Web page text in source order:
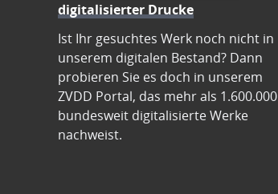
digitalisierter Drucke
Ist Ihr gesuchtes Werk noch nicht in
unserem digitalen Bestand? Dann
probieren Sie es doch in unserem
ZVDD Portal, das mehr als 1.600.000
bundesweit digitalisierte Werke
nachweist.